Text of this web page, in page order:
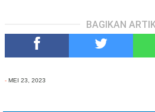
BAGIKAN
- MEI 23, 2023